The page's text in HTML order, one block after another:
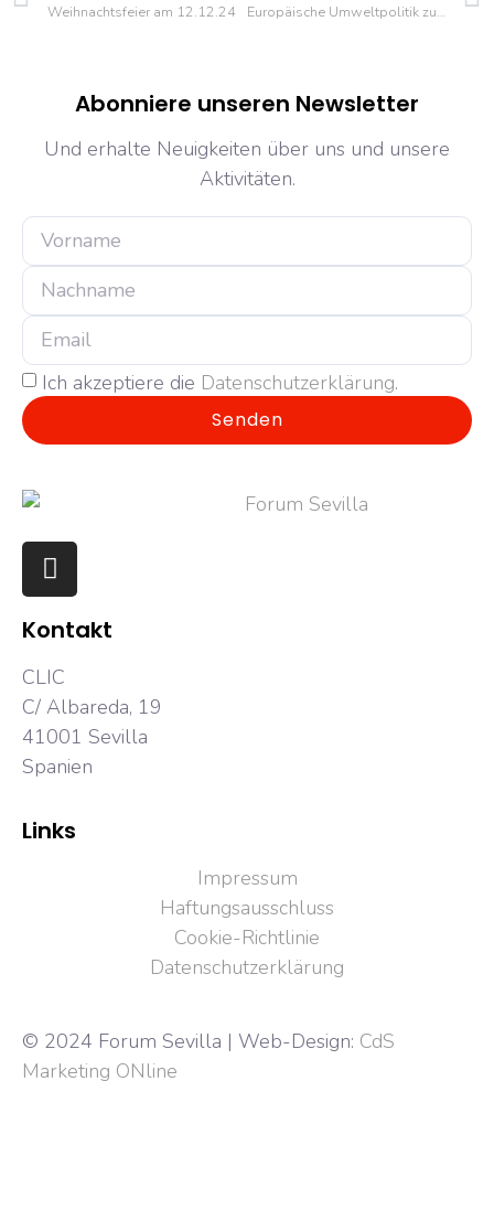
Weihnachtsfeier am 12.12.24 Europäische Umweltpolitik zur Förderung nachhaltiger Gesetze
Abonniere unseren Newsletter
Und erhalte Neuigkeiten über uns und unsere
Aktivitäten.
Ich akzeptiere die Datenschutzerklärung.
Senden
Kontakt
CLIC
C/ Albareda, 19
41001 Sevilla
Spanien
Links
Impressum
Haftungsausschluss
Cookie-Richtlinie
Datenschutzerklärung
© 2024 Forum Sevilla | Web-Design: CdS
Marketing ONline